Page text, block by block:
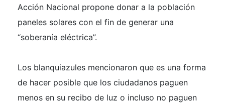
Acción Nacional propone donar a la población
paneles solares con el fin de generar una
“soberanía eléctrica”.
Los blanquiazules mencionaron que es una forma
de hacer posible que los ciudadanos paguen
menos en su recibo de luz o incluso no paguen